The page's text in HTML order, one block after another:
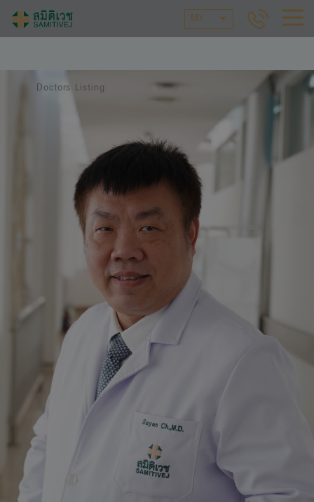
MY
Doctors Listing